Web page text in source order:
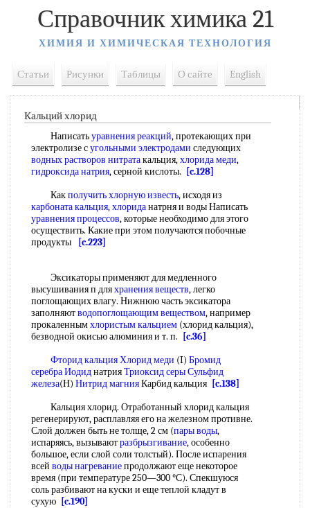
Справочник химика 21
ХИМИЯ И ХИМИЧЕСКАЯ ТЕХНОЛОГИЯ
Статьи Рисунки Таблицы О сайте English
Кальций хлорид
Написатьуравнения реакций, протекающих при
электролизе сугольными электродами следующих
водных растворов нитратакальция,хлорида меди,
гидроксида натрия, серной кислоты.
[c.128]
Какполучитьхлорную известь, исходя из
карбоната кальция,хлориданатрня и воды Написать
уравнения процессов, которые необходимо для этого
осуществить. Какие при этом получаются побочные
продукты
[c.223]
Эксикаторы применяют для медленного
высушивания п дляхранения веществ, легко
поглощающих влагу. Нижнюю часть эксикатора
заполняютводопоглощающим веществом, например
прокаленнымхлористым кальцием (хлорид кальция),
безводной окисью алюминия и т. п.
[c.36]
Фторид кальцияХлорид меди (I) Бромид
серебра ИодиднатрияТриоксид серыСульфид
железа(Н) Нитрид магнияКарбид кальция [c.138]
Кальция хлорид. Отработанный хлорид кальция
регенерируют, расплавляя его на железном противне.
Слой должен быть не толще, 2 см (пары воды,
испаряясь, вызываютразбрызгивание, особенно
большое, если слой соли толстый). После испарения
всей воды нагреваниепродолжают еще некоторое
время (при температуре 250—300 °С). Спекшуюся
соль разбивают на куски и еще теплой кладут в
сухую [c.190]